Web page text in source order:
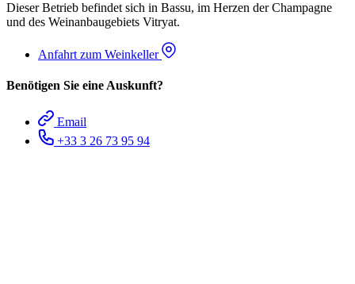
Dieser Betrieb befindet sich in Bassu, im Herzen der Champagne
und des Weinanbaugebiets Vitryat.
Anfahrt zum Weinkeller
Benötigen Sie eine Auskunft?
Email
+33 3 26 73 95 94